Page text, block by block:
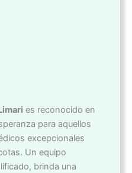
es reconocido en
para aquellos
excepcionales
Un equipo
brinda una